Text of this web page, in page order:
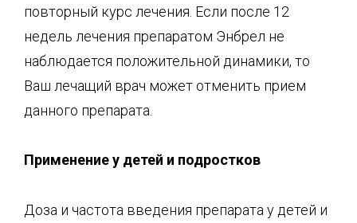
повторный курс лечения. Если после 12
недель лечения препаратом Энбрел не
наблюдается положительной динамики, то
Ваш лечащий врач может отменить прием
данного препарата.
Применение у детей и подростков
Доза и частота введения препарата у детей и